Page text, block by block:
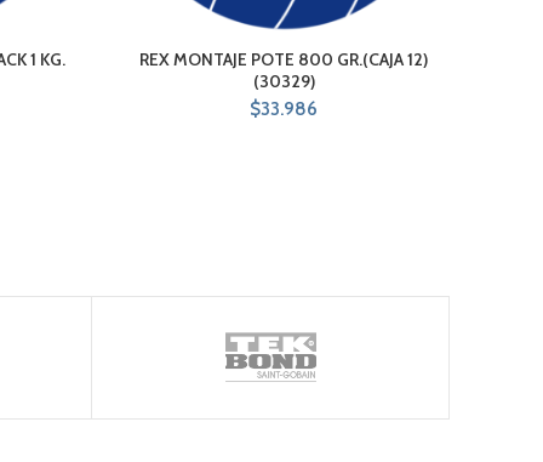
1 KG.
REX MONTAJE POTE 800 GR.(CAJA 12)
(30329)
$33.986